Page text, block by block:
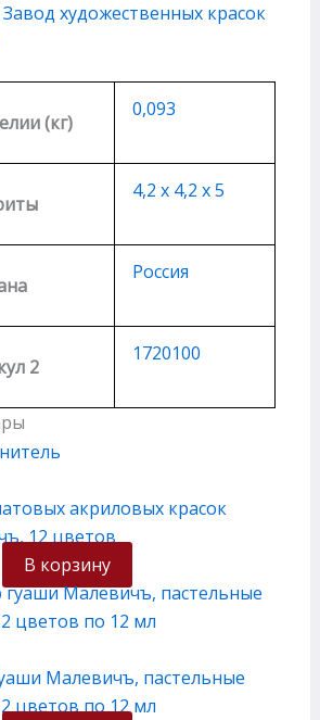
Завод художественных красок
(кг)
0,093
4,2 х 4,2 х 5
Россия
2
1720100
акриловых красок
12 цветов
В корзину
Малевичъ, пастельные
цветов по 12 мл